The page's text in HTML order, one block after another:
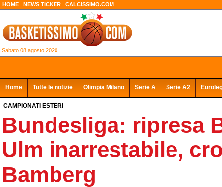
HOME NEWS TICKER CALCISSIMO.COM
Sabato 08 agosto 2020
Home Tutte le notizie Olimpia Milano Serie A Serie A2
CAMPIONATI ESTERI
Bundesliga: ripresa
Ulm inarrestabile,
Bamberg